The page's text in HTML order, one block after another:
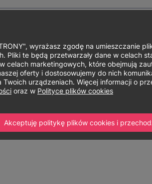
O uniwersytecie Studia i szkolenia
wyrażasz zgodę na
te będą przetwarzały dane w celach
marketingowych, które obejmują
oferty i dostosowujemy do nich
urządzeniach. Więcej informacji o
oraz w Polityce plików cookies
Akceptuję politykę plików cookies i